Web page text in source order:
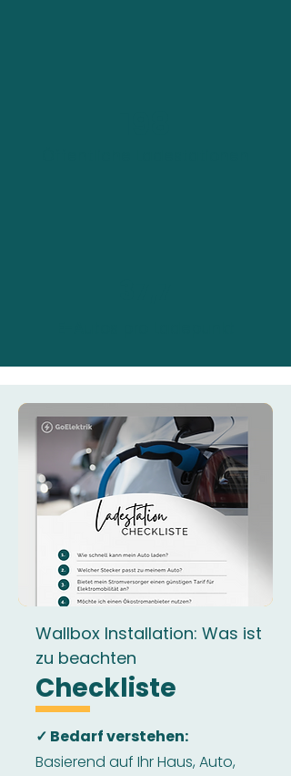
Wallbox Installation: Was ist
zu beachten
Checkliste
✓ Bedarf verstehen:
Basierend auf Ihr Haus, Auto,